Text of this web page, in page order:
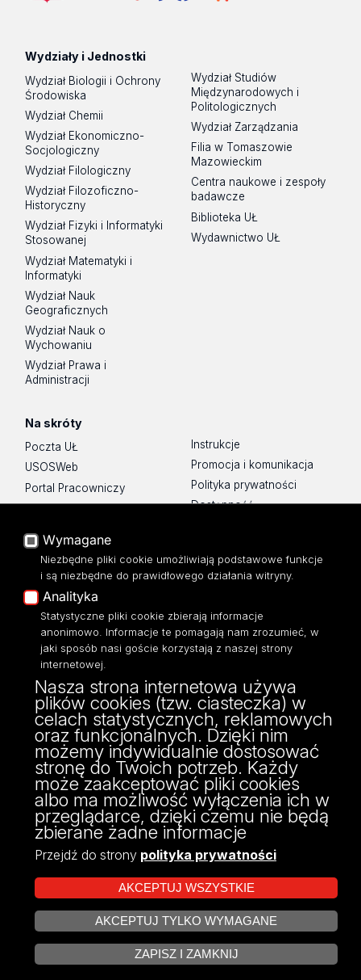
Wydziały i Jednostki
Wydział Biologii i Ochrony
Środowiska
Wydział Chemii
Wydział Ekonomiczno-
Socjologiczny
Wydział Filologiczny
Wydział Filozoficzno-
Historyczny
Wydział Fizyki i Informatyki
Stosowanej
Wydział Matematyki i
Informatyki
Wydział Nauk
Geograficznych
Wydział Nauk o
Wychowaniu
Wydział Prawa i
Administracji
Wydział Studiów
Międzynarodowych i
Politologicznych
Wydział Zarządzania
Filia w Tomaszowie
Mazowieckim
Centra naukowe i zespoły
badawcze
Biblioteka UŁ
Wydawnictwo UŁ
Na skróty
Poczta UŁ
USOSWeb
Portal Pracowniczy
Baza Aktów Własnych
Moodle
Eksperci UŁ
Polityka Prywatności
Dostępność
Instrukcje
Promocja i komunikacja
Polityka prywatności
Dostępność
Bufet ☕
ul. Kopcińskiego 8/12
90-232 Łódź
NIP: 724-000-32-43
fax: 42/635 47 85
dziekanat@wpia.uni.lodz.pl
Projekt Multiportalu UŁ współfinansowany z funduszy Unii Europejskiej w
ramach konkursu NCBR
Wymagane
Niezbędne pliki cookie umożliwiają podstawowe funkcje
i są niezbędne do prawidłowego działania witryny.
Analityka
Statystyczne pliki cookie zbierają informacje
anonimowo. Informacje te pomagają nam zrozumieć, w
jaki sposób nasi goście korzystają z naszej strony
internetowej.
Nasza strona internetowa używa
plików cookies (tzw. ciasteczka) w
celach statystycznych, reklamowych
oraz funkcjonalnych. Dzięki nim
możemy indywidualnie dostosować
stronę do Twoich potrzeb. Każdy
może zaakceptować pliki cookies
albo ma możliwość wyłączenia ich w
przeglądarce, dzięki czemu nie będą
zbierane żadne informacje
Przejdź do strony polityka prywatności
AKCEPTUJ WSZYSTKIE
AKCEPTUJ TYLKO WYMAGANE
ZAPISZ I ZAMKNIJ
ZARZĄDZAJ COOKIES